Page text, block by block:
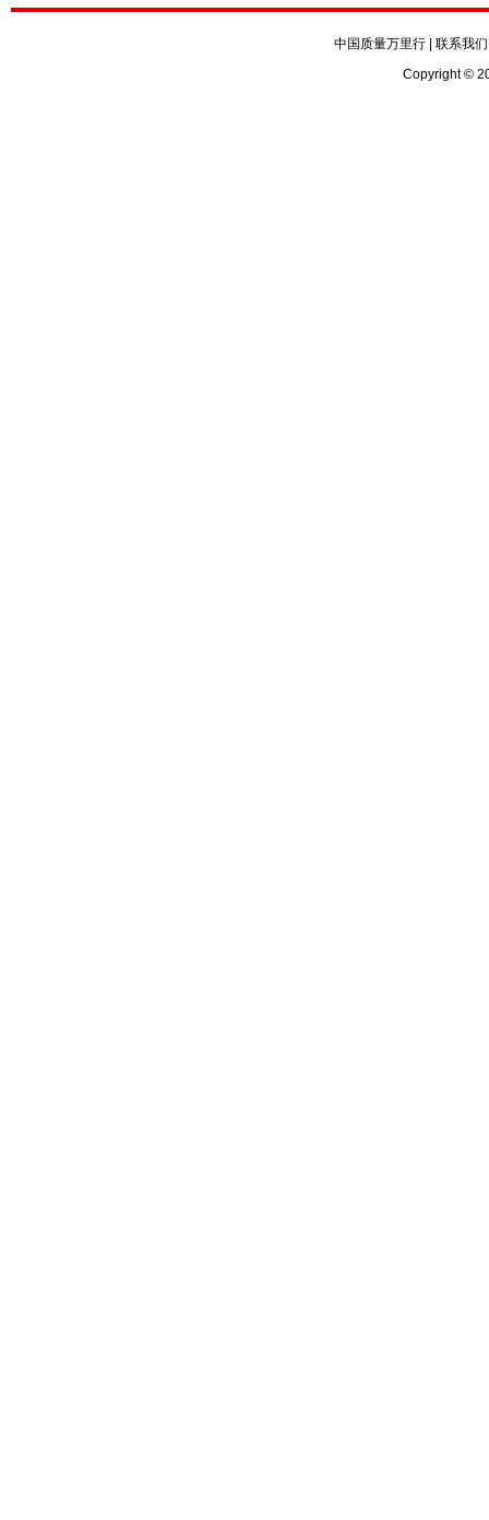
中国质量万里行| 联系我们
Copyright ©